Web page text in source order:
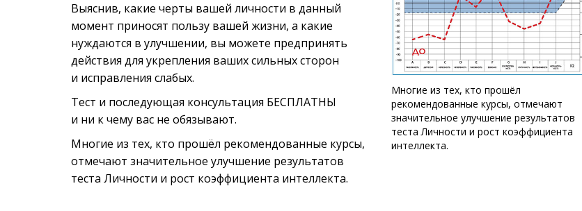
Выяснив, какие черты вашей личности в данный
момент приносят пользу вашей жизни, а какие
нуждаются в улучшении, вы можете предпринять
действия для укрепления ваших сильных сторон
и исправления слабых.
Тест и последующая консультация БЕСПЛАТНЫ
и ни к чему вас не обязывают.
Многие из тех, кто прошёл рекомендованные курсы,
отмечают значительное улучшение результатов
теста Личности и рост коэффициента интеллекта.
Многие из тех, кто прошёл
рекомендованные курсы, отмечают
значительное улучшение результатов
теста Личности и рост коэффициента
интеллекта.